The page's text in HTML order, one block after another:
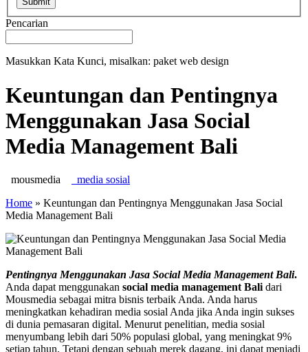
Pencarian
Masukkan Kata Kunci, misalkan: paket web design
Keuntungan dan Pentingnya
Menggunakan Jasa Social
Media Management Bali
mousmedia
media sosial
Home » Keuntungan dan Pentingnya Menggunakan Jasa Social
Media Management Bali
Pentingnya Menggunakan Jasa Social Media Management Bali.
Anda dapat menggunakan social media management Bali dari
Mousmedia sebagai mitra bisnis terbaik Anda. Anda harus
meningkatkan kehadiran media sosial Anda jika Anda ingin sukses
di dunia pemasaran digital. Menurut penelitian, media sosial
menyumbang lebih dari 50% populasi global, yang meningkat 9%
setiap tahun. Tetapi dengan sebuah merek dagang, ini dapat menjadi